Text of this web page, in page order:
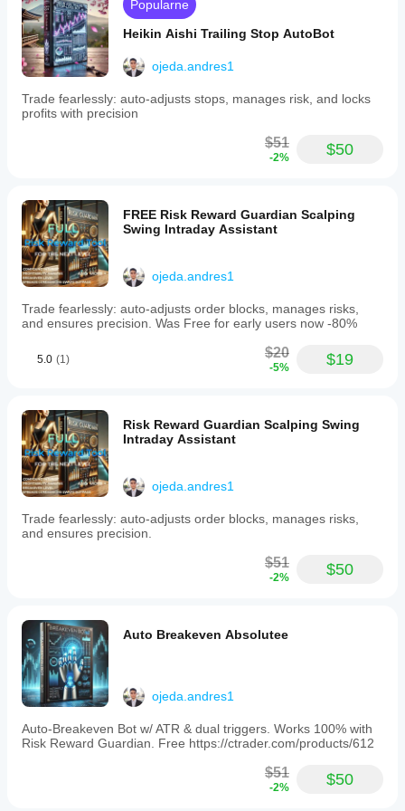
fast
and
efficient
access
to
real-
time
data.
Key
the
platform,
customizable
URLs
to
display
news
portals
calendars,
and
during
all
trading
sessions.
Additionally,
it
offers
compatibility
with
other
Risk
Reward
Guardian
Tool,
Heikin
Ashi
Stop
Bot,
Popularne
Heikin Aishi Trailing Stop AutoBot
ojeda.andres1
Trade fearlessly: auto-adjusts stops, manages risk, and locks
profits with precision
$51
-2% $50
FREE Risk Reward Guardian Scalping
Swing Intraday Assistant
ojeda.andres1
Trade fearlessly: auto-adjusts order blocks, manages risks,
and ensures precision. Was Free for early users now -80%
5.0 (1) $20
-5% $19
Risk Reward Guardian Scalping Swing
Intraday Assistant
ojeda.andres1
Trade fearlessly: auto-adjusts order blocks, manages risks,
and ensures precision.
$51
-2% $50
Auto Breakeven Absolutee
ojeda.andres1
Auto-Breakeven Bot w/ ATR & dual triggers. Works 100% with
Risk Reward Guardian. Free https://ctrader.com/products/612
$51
-2% $50